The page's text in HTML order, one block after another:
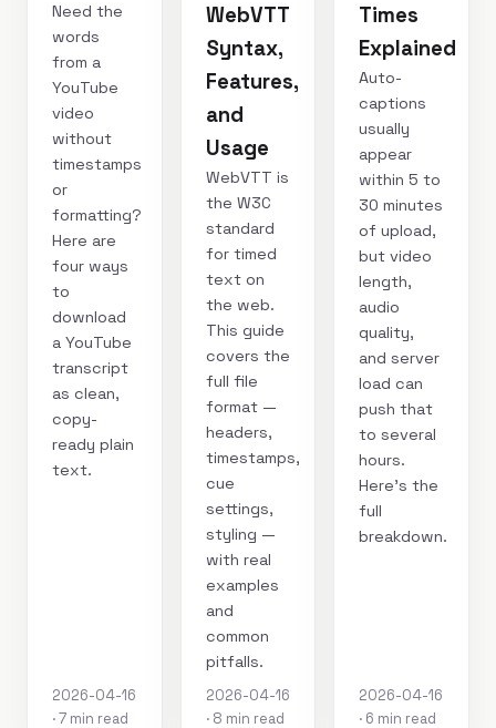
Need the
words
from a
YouTube
video
without
timestamps
or
formatting?
Here are
four ways
to
download
a YouTube
transcript
as clean,
copy-
ready plain
text.
2026-04-16
· 7 min read
WebVTT
Syntax,
Features,
and
Usage
WebVTT is
the W3C
standard
for timed
text on
the web.
This guide
covers the
full file
format —
headers,
timestamps,
cue
settings,
styling —
with real
examples
and
common
pitfalls.
2026-04-16
· 8 min read
Times
Explained
Auto-
captions
usually
appear
within 5 to
30 minutes
of upload,
but video
length,
audio
quality,
and server
load can
push that
to several
hours.
Here's the
full
breakdown.
2026-04-16
· 6 min read